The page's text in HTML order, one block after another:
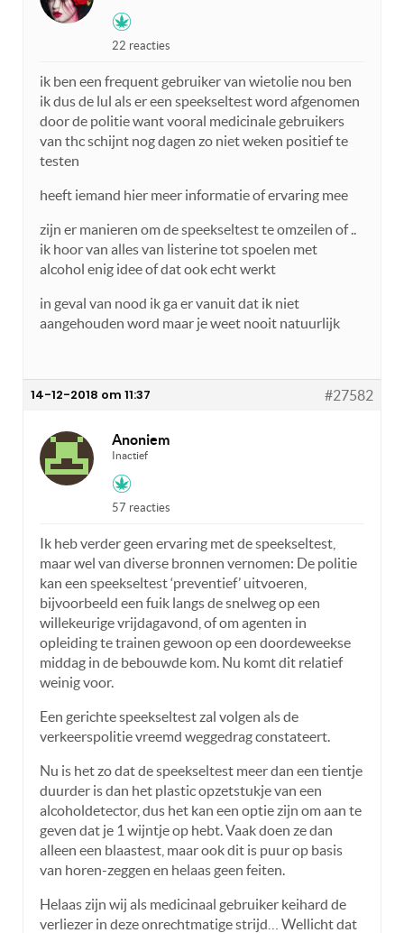
22 reacties
ik ben een frequent gebruiker van wietolie nou ben
ik dus de lul als er een speekseltest word afgenomen
door de politie want vooral medicinale gebruikers
van thc schijnt nog dagen zo niet weken positief te
testen
heeft iemand hier meer informatie of ervaring mee
zijn er manieren om de speekseltest te omzeilen of ..
ik hoor van alles van listerine tot spoelen met
alcohol enig idee of dat ook echt werkt
in geval van nood ik ga er vanuit dat ik niet
aangehouden word maar je weet nooit natuurlijk
14-12-2018 om 11:37 #27582
Anoniem
Inactief
57 reacties
Ik heb verder geen ervaring met de speekseltest,
maar wel van diverse bronnen vernomen: De politie
kan een speekseltest ‘preventief’ uitvoeren,
bijvoorbeeld een fuik langs de snelweg op een
willekeurige vrijdagavond, of om agenten in
opleiding te trainen gewoon op een doordeweekse
middag in de bebouwde kom. Nu komt dit relatief
weinig voor.
Een gerichte speekseltest zal volgen als de
verkeerspolitie vreemd weggedrag constateert.
Nu is het zo dat de speekseltest meer dan een tientje
duurder is dan het plastic opzetstukje van een
alcoholdetector, dus het kan een optie zijn om aan te
geven dat je 1 wijntje op hebt. Vaak doen ze dan
alleen een blaastest, maar ook dit is puur op basis
van horen-zeggen en helaas geen feiten.
Helaas zijn wij als medicinaal gebruiker keihard de
verliezer in deze onrechtmatige strijd… Wellicht dat